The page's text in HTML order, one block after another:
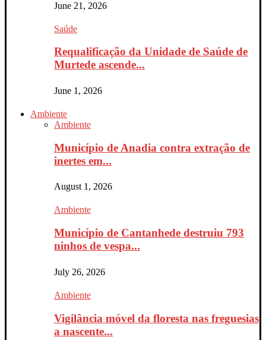
June 21, 2026
Saúde
Requalificação da Unidade de Saúde de
Murtede ascende...
June 1, 2026
Ambiente
Ambiente
Município de Anadia contra extração de
inertes em...
August 1, 2026
Ambiente
Município de Cantanhede destruiu 793
ninhos de vespa...
July 26, 2026
Ambiente
Vigilância móvel da floresta nas freguesias
a nascente...